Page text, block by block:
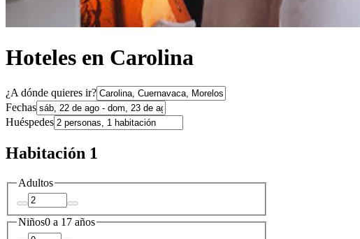
Hoteles en Carolina
¿A dónde quieres ir?
Fechas
Huéspedes
Habitación 1
Adultos
Niños0 a 17 años